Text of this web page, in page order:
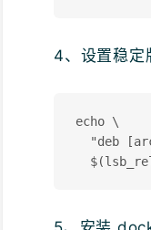
4、设置稳定
echo \
"deb